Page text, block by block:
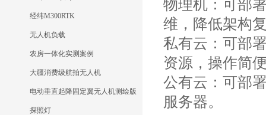
经纬M300RTK
无人机负载
农房一体化实测案例
大疆消费级航拍无人机
电动垂直起降固定翼无人机测绘版
探照灯
物理机：可部
维，降低架构
私有云：可部
资源，操作简
公有云：可部
服务器。